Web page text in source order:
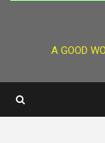
A GOOD